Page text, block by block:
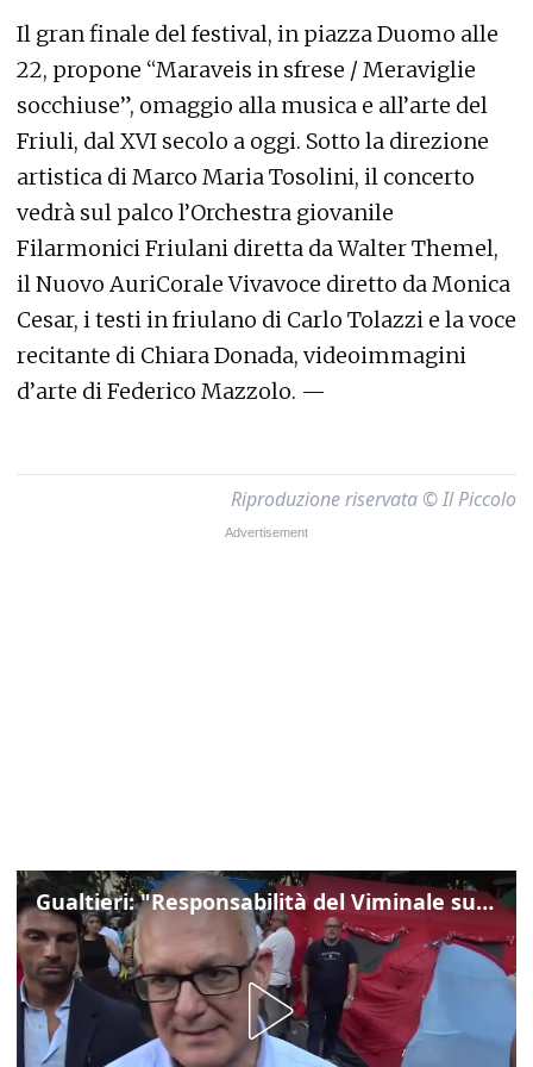
Il gran finale del festival, in piazza Duomo alle
22, propone “Maraveis in sfrese / Meraviglie
socchiuse”, omaggio alla musica e all’arte del
Friuli, dal XVI secolo a oggi. Sotto la direzione
artistica di Marco Maria Tosolini, il concerto
vedrà sul palco l’Orchestra giovanile
Filarmonici Friulani diretta da Walter Themel,
il Nuovo AuriCorale Vivavoce diretto da Monica
Cesar, i testi in friulano di Carlo Tolazzi e la voce
recitante di Chiara Donada, videoimmagini
d’arte di Federico Mazzolo. —
Riproduzione riservata © Il Piccolo
Gualtieri: "Responsabilità del Viminale su Spin Time? La posizione dei partiti è nota"